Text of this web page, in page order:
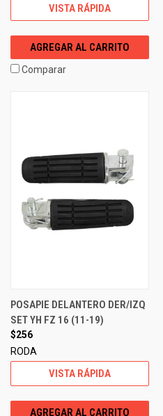
VISTA RÁPIDA
AGREGAR AL CARRITO
Comparar
POSAPIE DELANTERO DER/IZQ
SET YH FZ 16 (11-19)
$256
RODA
VISTA RÁPIDA
AGREGAR AL CARRITO